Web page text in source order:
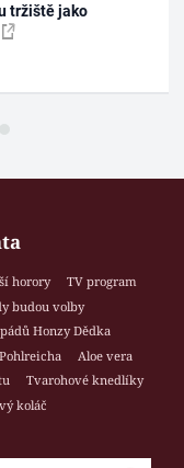
tržiště jako
horory
TV program
budou volby
Honzy Dědka
Aloe vera
Tvarohové knedlíky
koláč